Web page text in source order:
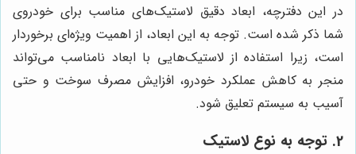
در این دفترچه، ابعاد دقیق لاستیک‌های مناسب برای خودروی
شما ذکر شده است. توجه به این ابعاد، از اهمیت ویژه‌ای برخوردار
است، زیرا استفاده از لاستیک‌هایی با ابعاد نامناسب می‌تواند
منجر به کاهش عملکرد خودرو، افزایش مصرف سوخت و حتی
آسیب به سیستم تعلیق شود.
2. توجه به نوع لاستیک